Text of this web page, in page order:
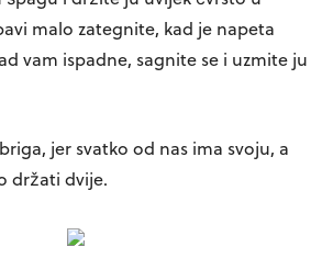
malo zategnite, kad je napeta
vam ispadne, sagnite se i uzmite ju
jer svatko od nas ima svoju, a
držati dvije.